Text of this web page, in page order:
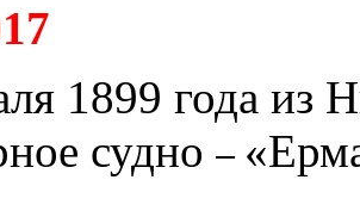
1899 года из
судно –